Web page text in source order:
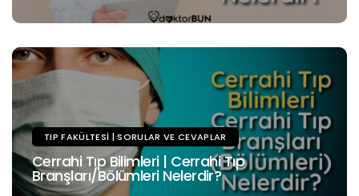
TIP FAKÜLTESI | SORULAR VE CEVAPLAR
Cerrahi Tıp Bilimleri | Cerrahi Tıp
Branşları/Bölümleri Nelerdir?